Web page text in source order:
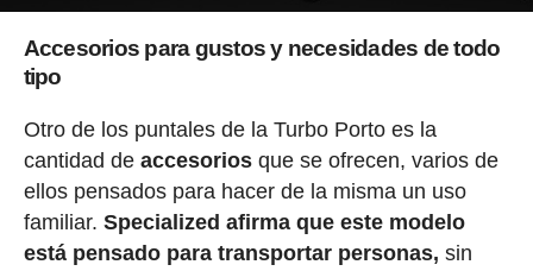
Accesorios para gustos y necesidades de todo
tipo
Otro de los puntales de la Turbo Porto es la
cantidad de accesoriosque se ofrecen, varios de
ellos pensados para hacer de la misma un uso
familiar. Specialized afirma que este modelo
está pensado para transportar personas, sin